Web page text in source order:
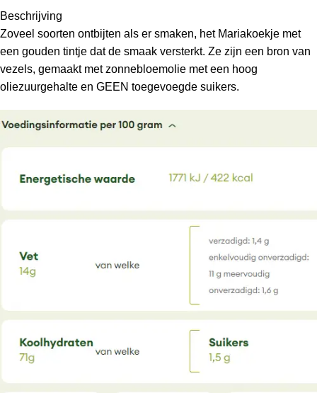
Beschrijving
Zoveel soorten ontbijten als er smaken, het Mariakoekje met
een gouden tintje dat de smaak versterkt. Ze zijn een bron van
vezels, gemaakt met zonnebloemolie met een hoog
oliezuurgehalte en GEEN toegevoegde suikers.